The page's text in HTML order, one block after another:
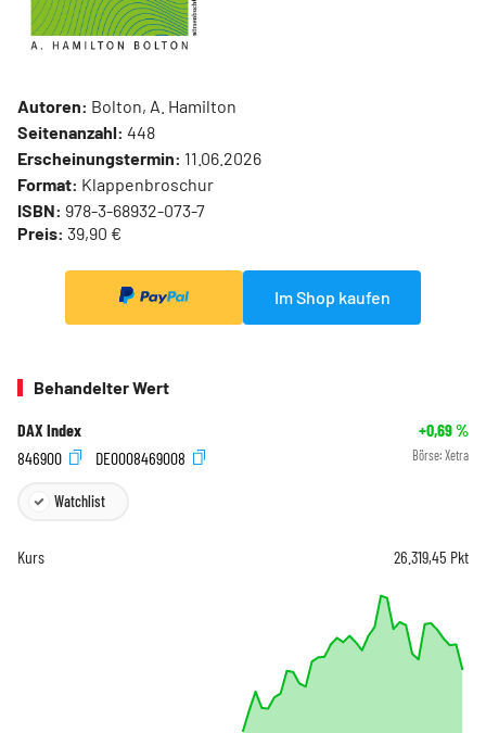
Autoren: Bolton, A. Hamilton
Seitenanzahl: 448
Erscheinungstermin: 11.06.2026
Format: Klappenbroschur
ISBN: 978-3-68932-073-7
Preis: 39,90 €
Im Shop kaufen
Behandelter Wert
DAX Index +0,69%
846900
DE0008469008 Börse: Xetra
Watchlist
Kurs 26.319,45 Pkt